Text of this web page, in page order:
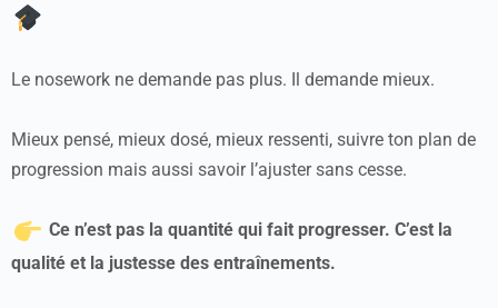
Le nosework ne demande pas plus. Il demande mieux.
Mieux pensé, mieux dosé, mieux ressenti, suivre ton plan de
progression mais aussi savoir l’ajuster sans cesse.
Ce n’est pas la quantité qui fait progresser. C’est la
qualité et la justesse des entraînements.